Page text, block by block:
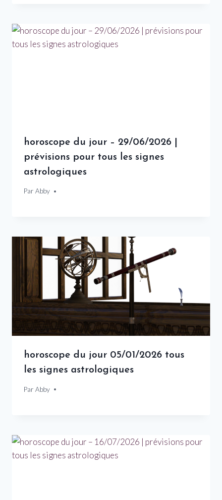
horoscope du jour – 29/06/2026 |
prévisions pour tous les signes
astrologiques
Par Abby
29 juin 2026
horoscope du jour 05/01/2026 tous
les signes astrologiques
Par Abby
5 janvier 2026